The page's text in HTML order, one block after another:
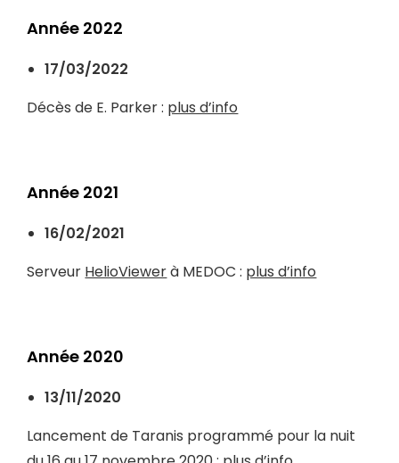
Année 2022
17/03/2022
Décès de E. Parker : plus d’info
Année 2021
16/02/2021
Serveur HelioViewerà MEDOC : plus d’info
Année 2020
13/11/2020
Lancement de Taranis programmé pour la nuit